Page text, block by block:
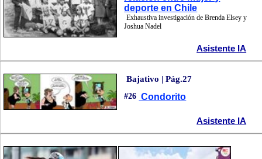
deporte en Chile
Exhaustiva investigación de Brenda Elsey y
Joshua Nadel
Asistente IA
Bajativo | Pág.27
#26 Condorito
Asistente IA